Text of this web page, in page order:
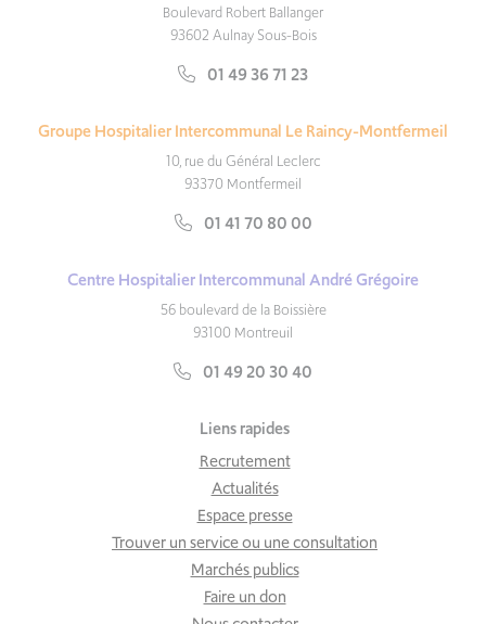
Boulevard Robert Ballanger
93602 Aulnay Sous-Bois
01 49 36 71 23
Groupe Hospitalier Intercommunal Le Raincy-Montfermeil
10, rue du Général Leclerc
93370 Montfermeil
01 41 70 80 00
Centre Hospitalier Intercommunal André Grégoire
56 boulevard de la Boissière
93100 Montreuil
01 49 20 30 40
Liens rapides
Recrutement
Actualités
Espace presse
Trouver un service ou une consultation
Marchés publics
Faire un don